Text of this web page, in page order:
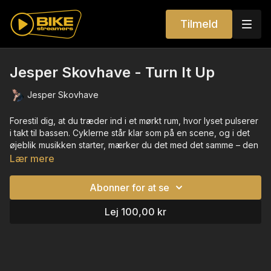
Tilmeld
Jesper Skovhave - Turn It Up
Jesper Skovhave
Forestil dig, at du træder ind i et mørkt rum, hvor lyset pulserer
i takt til bassen. Cyklerne står klar som på en scene, og i det
øjeblik musikken starter, mærker du det med det samme – den
dér elektriske energi, der går direkte i kroppen.
langsomt op, så benene automatisk finder tempoet. Du
noget er på vej. Pludselig skifter tracket – et eksplosivt drop,
Lær mere
Abonner for at se
Lej 100,00 kr